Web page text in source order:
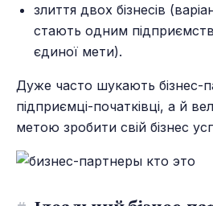
злиття двох бізнесів
стають одним
єдиної мети).
Дуже часто шукають бізнес-
підприємці-початківці, а й
метою зробити свій бізнес